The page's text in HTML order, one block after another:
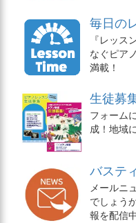
毎日の
『レッス
なぐピア
満載！
生徒募
フォーム
成！地域
バステ
メールニ
でしょう
報を配信中